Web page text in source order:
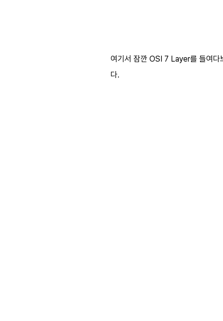
여기서 잠깐 OSI 7 Layer를 들여다
다.